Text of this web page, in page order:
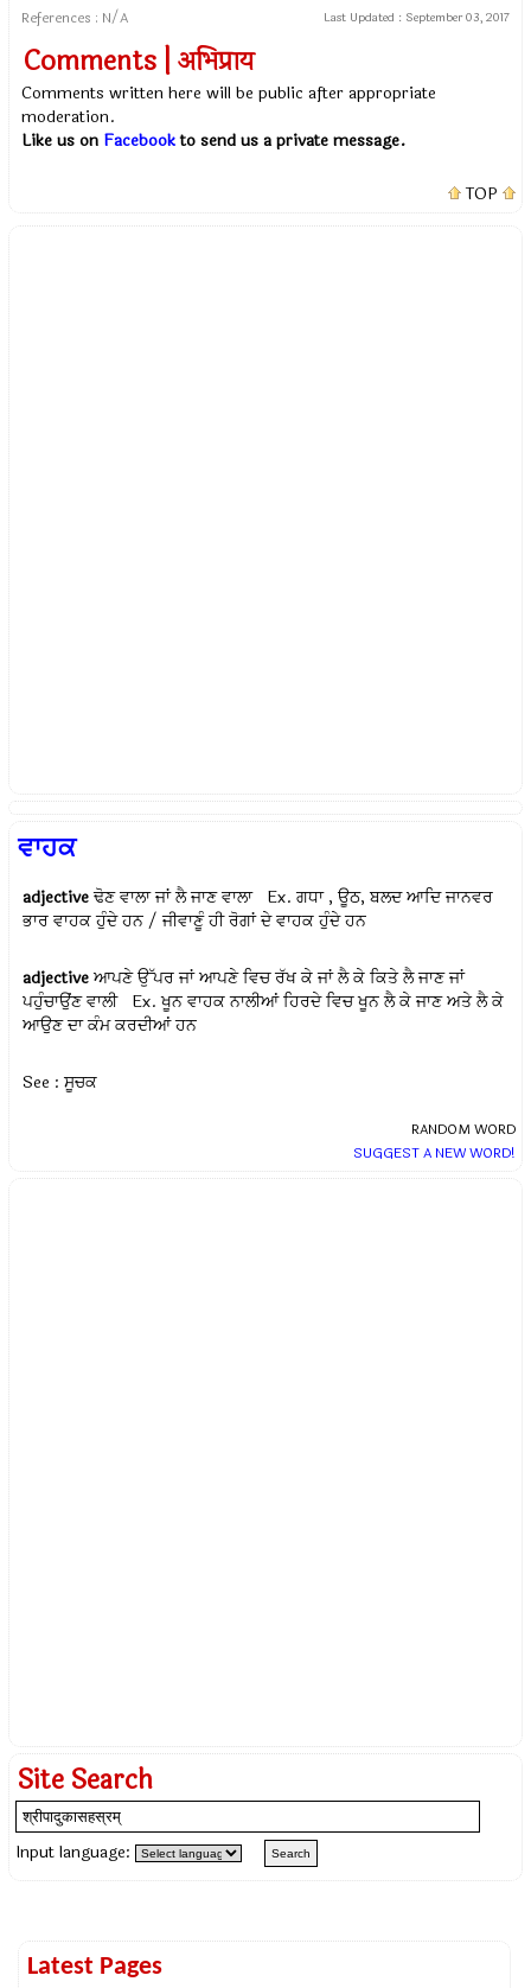
References : N/A Last Updated : September 03, 2017
Comments | अभिप्राय
Comments written here will be public after appropriate
moderation.
Like us on Facebookto send us a private message.
TOP
ਵਾਹਕ
adjective ਢੋਣ ਵਾਲਾ ਜਾਂ ਲੈ ਜਾਣ ਵਾਲਾ Ex.ਗਧਾ , ਊਠ, ਬਲਦ ਆਦਿ ਜਾਨਵਰ
ਭਾਰ ਵਾਹਕ ਹੁੰਦੇ ਹਨ / ਜੀਵਾਣੂੰ ਹੀ ਰੋਗਾਂ ਦੇ ਵਾਹਕ ਹੁੰਦੇ ਹਨ
adjective ਆਪਣੇ ਉੱਪਰ ਜਾਂ ਆਪਣੇ ਵਿਚ ਰੱਖ ਕੇ ਜਾਂ ਲੈ ਕੇ ਕਿਤੇ ਲੈ ਜਾਣ ਜਾਂ
ਪਹੁੰਚਾਉਂਣ ਵਾਲੀ Ex.ਖੂਨ ਵਾਹਕ ਨਾਲੀਆਂ ਹਿਰਦੇ ਵਿਚ ਖੂਨ ਲੈ ਕੇ ਜਾਣ ਅਤੇ ਲੈ ਕੇ
ਆਉਣ ਦਾ ਕੰਮ ਕਰਦੀਆਂ ਹਨ
See : ਸੂਚਕ
RANDOM WORD
SUGGEST A NEW WORD!
Site Search
Input language:
Latest Pages